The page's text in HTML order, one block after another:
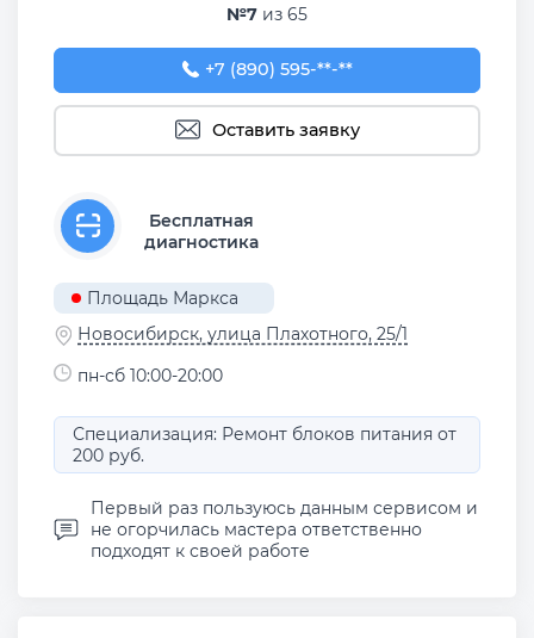
№7 из 65
+7 (890) 595-98-88
+7 (890) 595-**-**
Оставить заявку
Бесплатная
диагностика
Площадь Маркса
Новосибирск, улица Плахотного, 25/1
пн-сб 10:00-20:00
Специализация: Ремонт блоков питания от
200 руб.
Первый раз пользуюсь данным сервисом и
не огорчилась мастера ответственно
подходят к своей работе